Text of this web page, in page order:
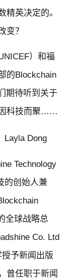
精英决定的。
变？
）和福
的Blockchain
期待听到关于
科技而聚……
Layla Dong
Technology
的创始人兼
全球战略总
Co. Ltd
予新闻出版
曾任职于新闻